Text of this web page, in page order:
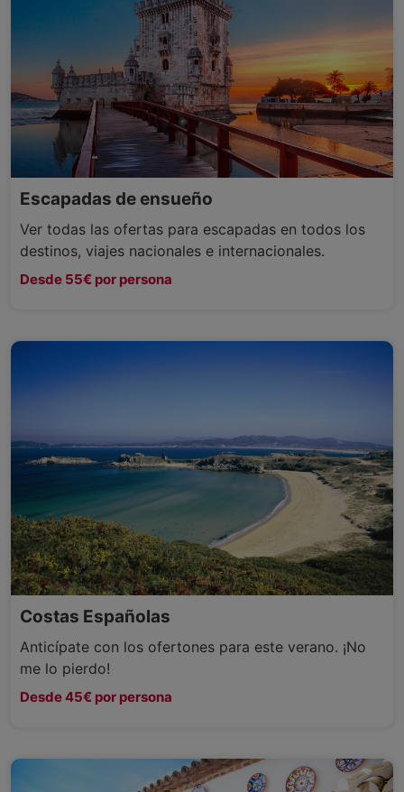
Escapadas de ensueño
Ver todas las ofertas para escapadas en todos los
destinos, viajes nacionales e internacionales.
Desde 55€ por persona
Costas Españolas
Anticípate con los ofertones para este verano. ¡No
me lo pierdo!
Desde 45€ por persona